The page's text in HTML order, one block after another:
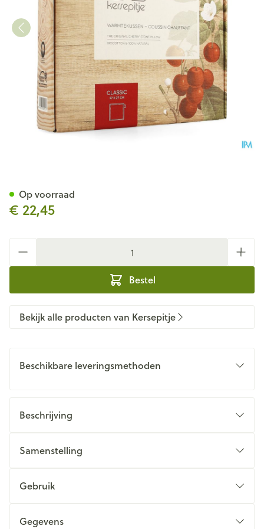
€ 22,45
Bestel
Op voorraad
Bekijk alle producten van Kersepitje
Beschikbare leveringsmethoden
Beschrijving
Samenstelling
Gebruik
Gegevens